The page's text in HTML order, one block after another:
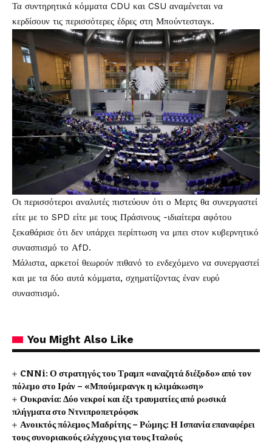
Τα συντηρητικά κόμματα CDU και CSU αναμένεται να
κερδίσουν τις περισσότερες έδρες στη Μπούντεσταγκ.
Οι περισσότεροι αναλυτές πιστεύουν ότι ο Μερτς θα συνεργαστεί
είτε με το SPD είτε με τους Πράσινους -ιδιαίτερα αφότου
ξεκαθάρισε ότι δεν υπάρχει περίπτωση να μπει στον κυβερνητικό
συνασπισμό το ΑfD.
Μάλιστα, αρκετοί θεωρούν πιθανό το ενδεχόμενο να συνεργαστεί
και με τα δύο αυτά κόμματα, σχηματίζοντας έναν ευρύ
συνασπισμό.
You Might Also Like
CNNi: Ο στρατηγός του Τραμπ «αναζητά διέξοδο» από τον
πόλεμο στο Ιράν – «Μπούμερανγκ η κλιμάκωση»
Ουκρανία: Δύο νεκροί και έξι τραυματίες από ρωσικά
πλήγματα στο Ντνιπροπετρόφσκ
Ανοικτός πόλεμος Μαδρίτης – Ρώμης: Η Ισπανία επαναφέρει
τους συνοριακούς ελέγχους για τους Ιταλούς